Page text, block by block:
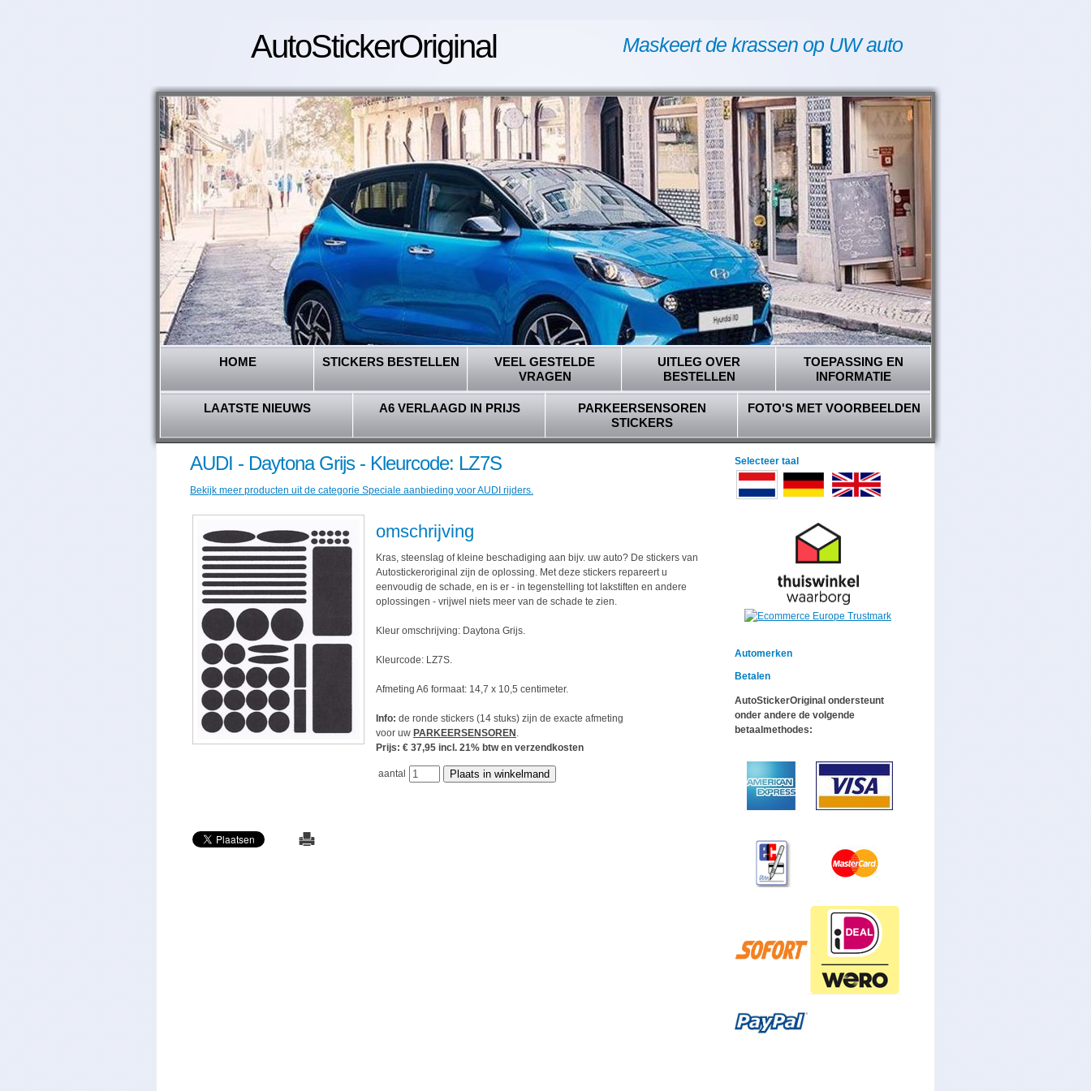
AutoStickerOriginal Maskeert de krassen op UW auto
HOME STICKERS BESTELLEN
VEEL GESTELDE
VRAGEN
UITLEG OVER
BESTELLEN
TOEPASSING EN
INFORMATIE
LAATSTE NIEUWS A6 VERLAAGD IN PRIJS
PARKEERSENSOREN
STICKERS
FOTO'S MET VOORBEELDEN
AUDI - Daytona Grijs - Kleurcode: LZ7S
Bekijk meer producten uit de categorie Speciale aanbieding voor AUDI rijders.
omschrijving
Kras, steenslag of kleine beschadiging aan bijv. uw auto? De stickers van
Autostickeroriginal zijn de oplossing. Met deze stickers repareert u
eenvoudig de schade, en is er - in tegenstelling tot lakstiften en andere
oplossingen - vrijwel niets meer van de schade te zien.
Kleur omschrijving: Daytona Grijs.
Kleurcode: LZ7S.
Afmeting A6 formaat: 14,7 x 10,5 centimeter.
Info: de ronde stickers (14 stuks) zijn de exacte afmeting
voor uw PARKEERSENSOREN .
Prijs: € 37,95 incl. 21% btw en verzendkosten
aantal
Selecteer taal
Automerken
Betalen
AutoStickerOriginal ondersteunt
onder andere de volgende
betaalmethodes: